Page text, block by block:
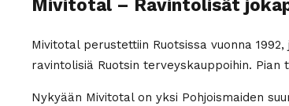
Mivitotal – Ravintolisät
Mivitotal perustettiin Ruotsissa vuonna
ravintolisiä Ruotsin terveyskauppoihin.
Nykyään Mivitotal on yksi Pohjoismaiden